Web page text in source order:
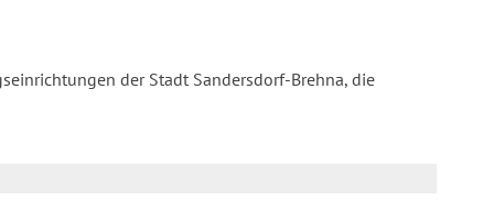
der Stadt Sandersdorf-Brehna, die